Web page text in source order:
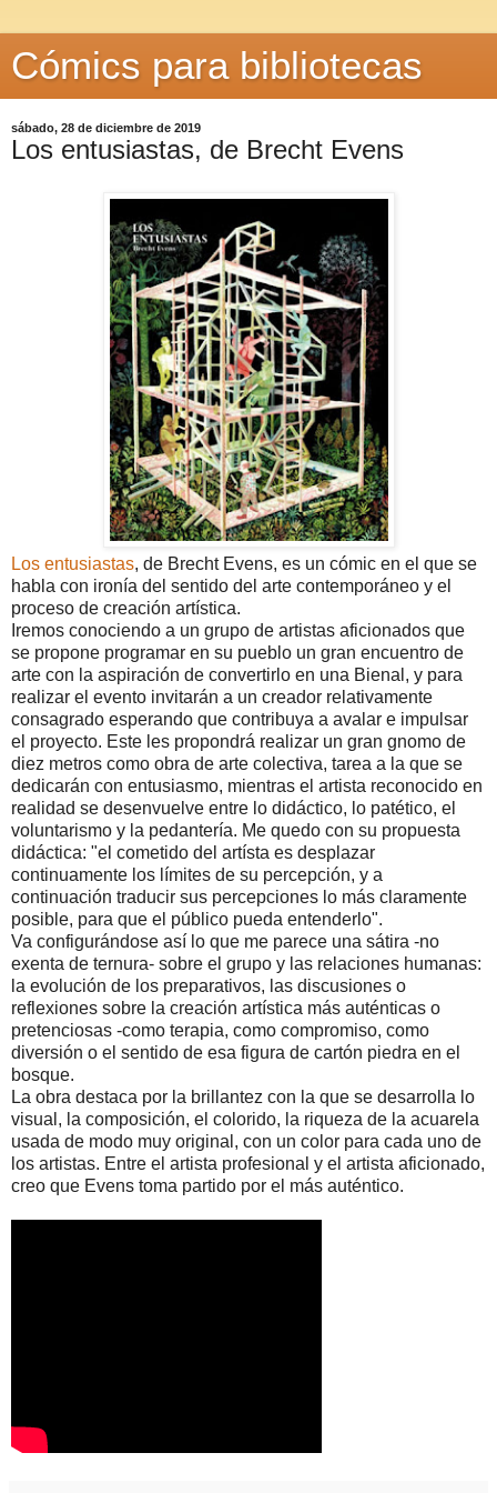
Cómics para bibliotecas
sábado, 28 de diciembre de 2019
Los entusiastas, de Brecht Evens
Los entusiastas, de Brecht Evens, es un cómic en el que se
habla con ironía del sentido del arte contemporáneo y el
proceso de creación artística.
Iremos conociendo a un grupo de artistas aficionados que
se propone programar en su pueblo un gran encuentro de
arte con la aspiración de convertirlo en una Bienal, y para
realizar el evento invitarán a un creador relativamente
consagrado esperando que contribuya a avalar e impulsar
el proyecto. Este les propondrá realizar un gran gnomo de
diez metros como obra de arte colectiva, tarea a la que se
dedicarán con entusiasmo, mientras el artista reconocido en
realidad se desenvuelve entre lo didáctico, lo patético, el
voluntarismo y la pedantería. Me quedo con su propuesta
didáctica: "el cometido del artísta es desplazar
continuamente los límites de su percepción, y a
continuación traducir sus percepciones lo más claramente
posible, para que el público pueda entenderlo".
Va configurándose así lo que me parece una sátira -no
exenta de ternura- sobre el grupo y las relaciones humanas:
la evolución de los preparativos, las discusiones o
reflexiones sobre la creación artística más auténticas o
pretenciosas -como terapia, como compromiso, como
diversión o el sentido de esa figura de cartón piedra en el
bosque.
La obra destaca por la brillantez con la que se desarrolla lo
visual, la composición, el colorido, la riqueza de la acuarela
usada de modo muy original, con un color para cada uno de
los artistas. Entre el artista profesional y el artista aficionado,
creo que Evens toma partido por el más auténtico.